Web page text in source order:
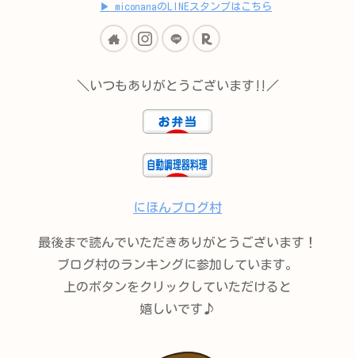
▶︎ miconanaのLINEスタンプはこちら
＼いつもありがとうございます‼︎／
にほんブログ村
最後まで読んでいただきありがとうございます！
ブログ村のランキングに参加しています。
上のボタンをクリックしていただけると
嬉しいです♪